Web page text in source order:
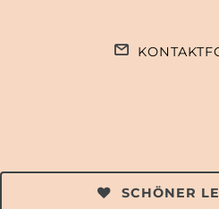
SCHÖNER